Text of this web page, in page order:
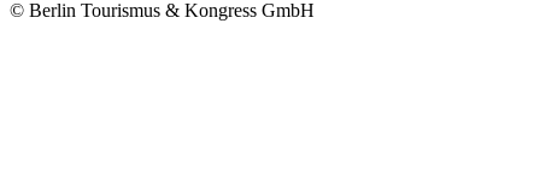
© Berlin Tourismus & Kongress GmbH